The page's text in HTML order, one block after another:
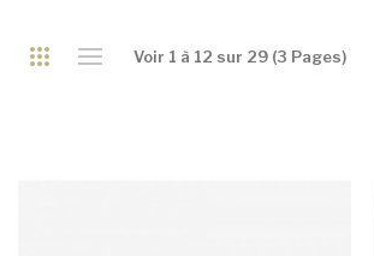
Voir 1 à 12 sur 29 (3 Pages)